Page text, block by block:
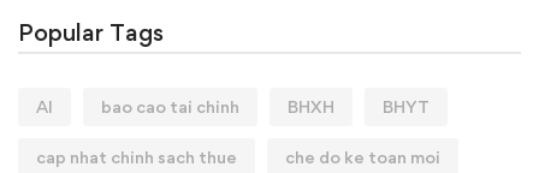
Popular Tags
AI bao cao tai chinh BHXH BHYT
cap nhat chinh sach thue che do ke toan moi